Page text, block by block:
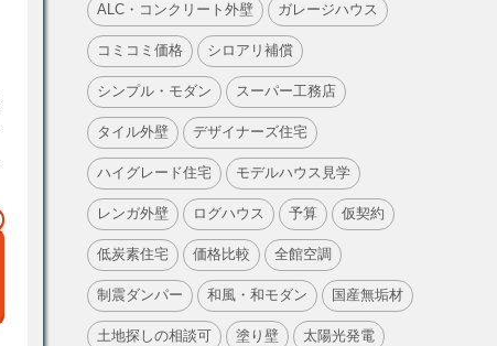
ALC・コンクリート外壁 ガレージハウス
コミコミ価格 シロアリ補償
シンプル・モダン スーパー工務店
タイル外壁 デザイナーズ住宅
ハイグレード住宅 モデルハウス見学
レンガ外壁 ログハウス 予算 仮契約
低炭素住宅 価格比較 全館空調
制震ダンパー 和風・和モダン 国産無垢材
土地探しの相談可 塗り壁 太陽光発電